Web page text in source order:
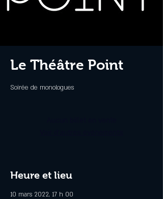
Le Théâtre Point
Soirée de monologues
Heure et lieu
10 mars 2022, 17 h 00